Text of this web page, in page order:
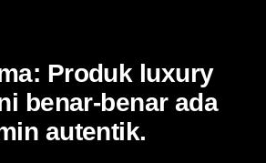
Produk luxury
benar-benar ada
autentik.